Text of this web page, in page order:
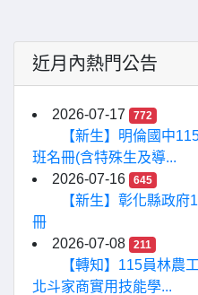
近月內熱門公告
2026-07-17 772
【新生】明倫國中
班名冊(含特殊生及導...
2026-07-16
645
【新生】彰化縣政
冊
2026-07-08
211
【轉知】115員林農
北斗家商實用技能學...